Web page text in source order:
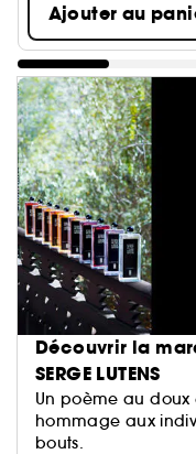
Ajouter au
Découvrir la
SERGE LUTENS
Un poème au
hommage aux
bouts.